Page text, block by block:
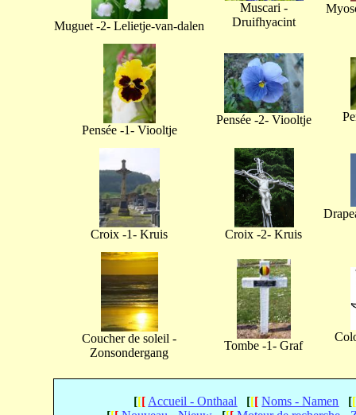
Muguet -2- Lelietje-van-dalen
Muscari -
Druifhyacint
Pensée -1- Viooltje
Pensée -2- Viooltje
Croix -1- Kruis Croix -2- Kruis
Coucher de soleil -
Zonsondergang
Tombe -1- Graf
[[[ Accueil - Onthaal [[[ Noms - Namen [[